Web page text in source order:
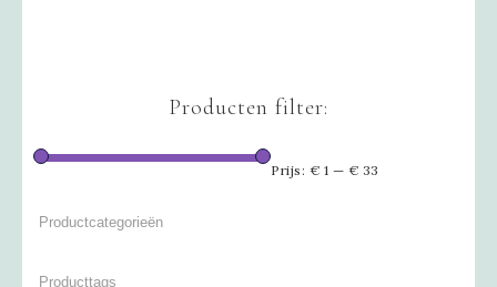
Producten filter:
Prijs: € 1 — € 33